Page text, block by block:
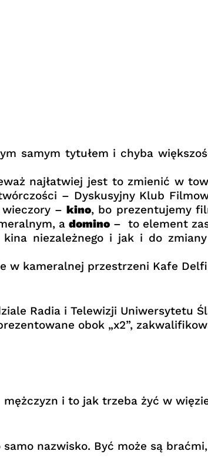
samym tytułem i chyba
najłatwiej jest to zmienić w
– Dyskusyjny Klub
– kino, bo prezentujemy
a domino– to element
niezależnego i jak i do
w kameralnej przestrzeni Kafe
Radia i Telewizji Uniwersytetu
obok „x2”,
i to jak trzeba żyć w
nazwisko. Być może są